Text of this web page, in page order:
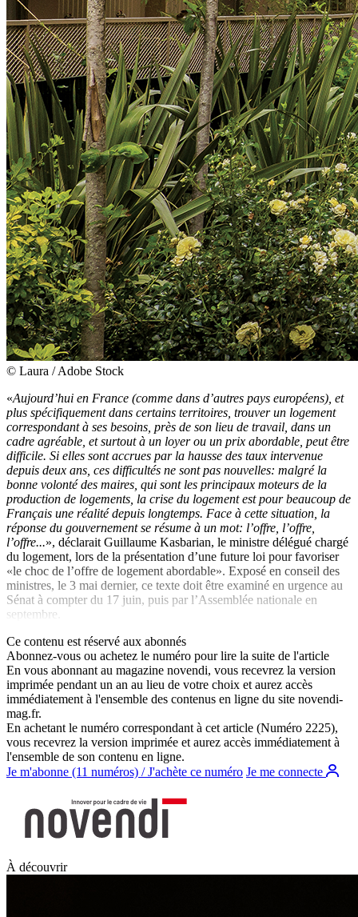
© Laura / Adobe Stock
«Aujourd’hui en France (comme dans d’autres pays européens), et
plus spécifiquement dans certains territoires, trouver un logement
correspondant à ses besoins, près de son lieu de travail, dans un
cadre agréable, et surtout à un loyer ou un prix abordable, peut être
difficile. Si elles sont accrues par la hausse des taux intervenue
depuis deux ans, ces difficultés ne sont pas nouvelles: malgré la
bonne volonté des maires, qui sont les principaux moteurs de la
production de logements, la crise du logement est pour beaucoup de
Français une réalité depuis longtemps. Face à cette situation, la
réponse du gouvernement se résume à un mot: l’offre, l’offre,
l’offre...», déclarait Guillaume Kasbarian, le ministre délégué chargé
du logement, lors de la présentation d’une future loi pour favoriser
«le choc de l’offre de logement abordable». Exposé en conseil des
ministres, le 3 mai dernier, ce texte doit être examiné en urgence au
Sénat à compter du 17 juin, puis par l’Assemblée nationale en
septembre.
Ce contenu est réservé aux abonnés
Abonnez-vous ou achetez le numéro pour lire la suite de l'article
En vous abonnant au magazine novendi, vous recevrez la version
imprimée pendant un an au lieu de votre choix et aurez accès
immédiatement à l'ensemble des contenus en ligne du site novendi-
mag.fr.
En achetant le numéro correspondant à cet article (Numéro 2225),
vous recevrez la version imprimée et aurez accès immédiatement à
l'ensemble de son contenu en ligne.
Je m'abonne (11 numéros) / J'achète ce numéro Je me connecte
À découvrir